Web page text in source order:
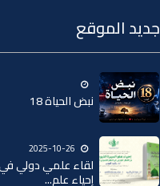
جديد الموقع
نبض الحياة 18
2025-10-26
لقاء علمي دولي
إحياء علم...